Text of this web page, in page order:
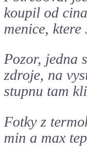
koupil od
menice,
Pozor, jedna
zdroje, na
stupnu tam
Fotky z
min a max